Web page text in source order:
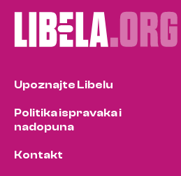
Upoznajte Libelu
Politika ispravaka i
nadopuna
Kontakt